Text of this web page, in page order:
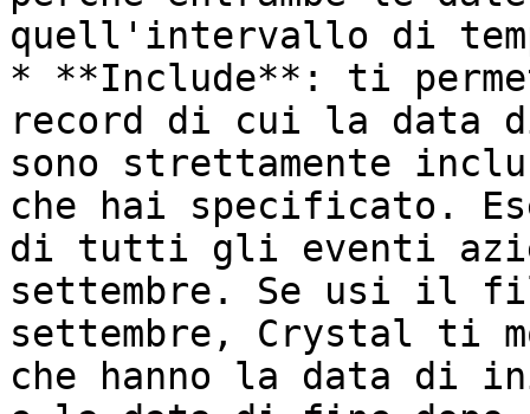
quell'intervallo di
* **Include**: ti
record di cui la data
sono strettamente
che hai specificato.
di tutti gli eventi
settembre. Se usi il
settembre, Crystal ti
che hanno la data di